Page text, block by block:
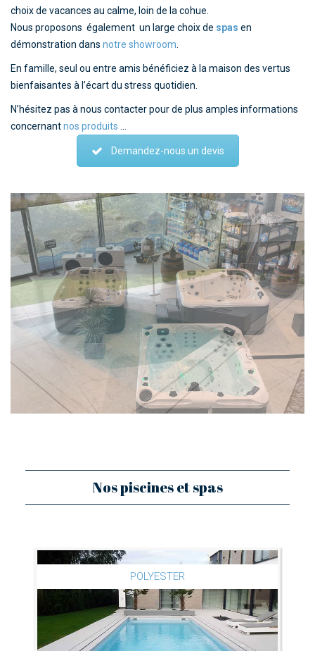
choix de vacances au calme, loin de la cohue.
Nous proposons également un large choix de spas en
démonstration dans notre showroom
En famille, seul ou entre amis bénéficiez à la maison des vertus
bienfaisantes à l’écart du stress quotidien.
N’hésitez pas à nous contacter pour de plus amples informations
concernantnos produits
Demandez-nous un devis
Nos piscines et spas
POLYESTER